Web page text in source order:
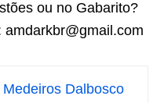
ou no Gabarito?
Dalbosco